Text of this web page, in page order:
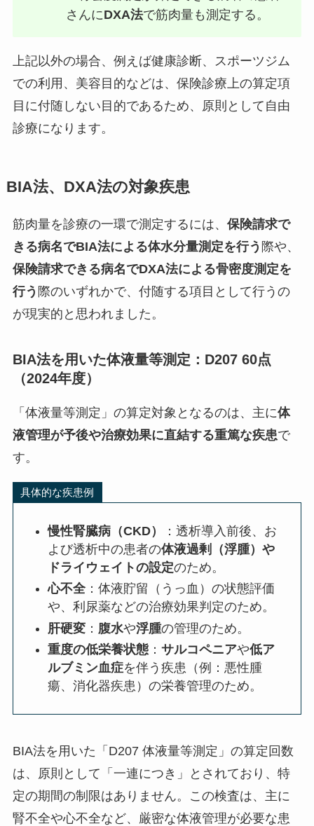
さんにDXA法で筋肉量も測定する。
上記以外の場合、例えば健康診断、スポーツジム
での利用、美容目的などは、保険診療上の算定項
目に付随しない目的であるため、原則として自由
診療になります。
BIA法、DXA法の対象疾患
筋肉量を診療の一環で測定するには、 保険請求で
きる病名でBIA法による体水分量測定を行う 際や、
保険請求できる病名でDXA法による骨密度測定を
行う 際のいずれかで、付随する項目として行うの
が現実的と思われました。
BIA法を用いた体液量等測定：D207 60点
（2024年度）
「体液量等測定」の算定対象となるのは、主に体
液管理が予後や治療効果に直結する重篤な疾患で
す。
具体的な疾患例
慢性腎臓病（CKD）
：透析導入前後、お
よび透析中の患者の体液過剰（浮腫）や
ドライウェイトの設定のため。
心不全：体液貯留（うっ血）の状態評価
や、利尿薬などの治療効果判定のため。
肝硬変 ： 腹水や浮腫の管理のため。
重度の低栄養状態 ：サルコペニアや低ア
ルブミン血症を伴う疾患（例：悪性腫
瘍、消化器疾患）の栄養管理のため。
BIA法を用いた「D207 体液量等測定」の算定回数
は、原則として「一連につき」とされており、特
定の期間の制限はありません。この検査は、主に
腎不全や心不全など、厳密な体液管理が必要な患